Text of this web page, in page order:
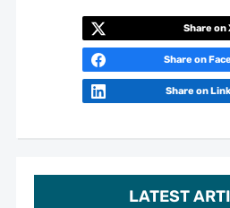
LATEST
Share on
Share on
Share on